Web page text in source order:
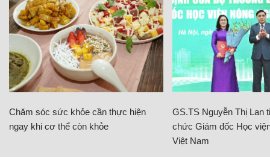
Chăm sóc sức khỏe cần thực hiện
ngay khi cơ thể còn khỏe
GS.TS Nguyễn Thị Lan
chức Giám đốc Học
Việt Nam